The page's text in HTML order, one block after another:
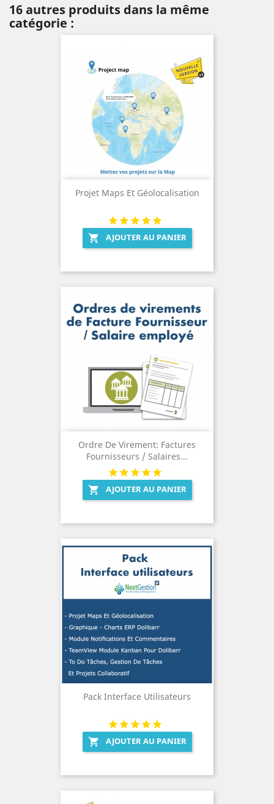
16 autres produits dans la même
catégorie :
Projet Maps Et Géolocalisation
 AJOUTER AU PANIER
Ordre De Virement: Factures
Fournisseurs / Salaires...
 AJOUTER AU PANIER
Pack Interface Utilisateurs
 AJOUTER AU PANIER